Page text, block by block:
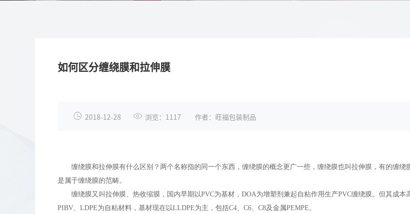
如何区分缠绕膜和拉伸膜
2018-12-28 浏览：1117 作者：旺福包装制品
缠绕膜和拉伸膜有什么区别？两个名称指的同一个东西，缠绕膜的概念更广一些，缠绕膜也叫拉伸膜，有的缠
是属于缠绕膜的范畴。
缠绕膜又叫拉伸膜、热收缩膜，国内早期以PVC为基材，DOA为增塑剂兼起自粘作用生产PVC缠绕膜。但其成
PIBV、LDPE为自粘材料，基材现在以LLDPE为主，包括C4、C6、C8及金属PEMPE。